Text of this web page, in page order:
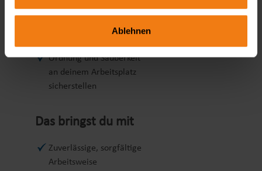
Ablehnen
vorbereiten (verpacken,
Versandlabel anbringen)
Ordnung und Sauberkeit
an deinem Arbeitsplatz
sicherstellen
Das bringst du mit
Zuverlässige, sorgfältige
Arbeitsweise